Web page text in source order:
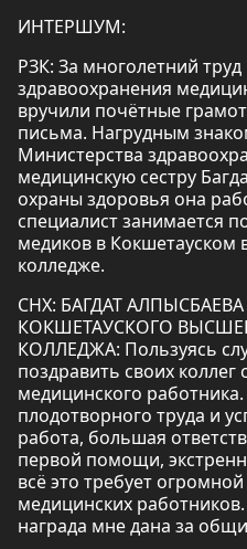
ИНТЕРШУМ:
РЗК: За многолетний труд
здравоохранения
вручили почётные
письма. Нагрудным
Министерства
медицинскую сестру
охраны здоровья она
специалист занимается
медиков в
колледже.
СНХ: БАГДАТ
КОКШЕТАУСКОГО
КОЛЛЕДЖА: Пользуясь
поздравить своих
медицинского
плодотворного труда и
работа, большая
первой помощи,
всё это требует
медицинских
награда мне дана за